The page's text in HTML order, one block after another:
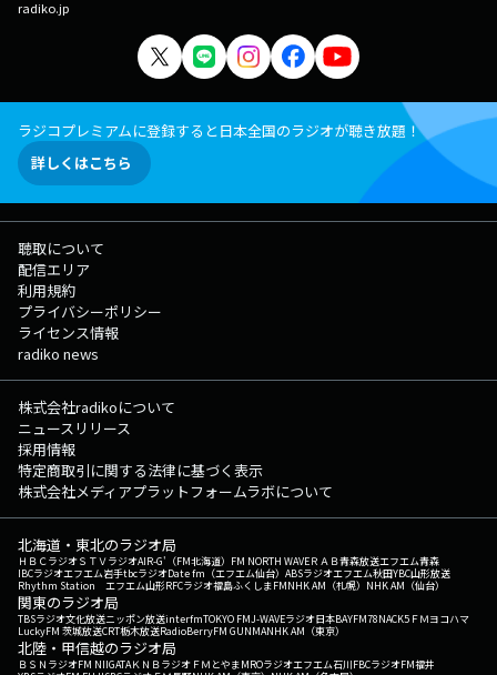
radiko.jp
ラジコプレミアムに登録すると日本全国のラジオが聴き放題！
詳しくはこちら
聴取について
配信エリア
利用規約
プライバシーポリシー
ライセンス情報
radiko news
株式会社radikoについて
ニュースリリース
採用情報
特定商取引に関する法律に基づく表示
株式会社メディアプラットフォームラボについて
北海道・東北のラジオ局
ＨＢＣラジオＳＴＶラジオAIR-G'（FM北海道） FM NORTH WAVEＲＡＢ青森放送エフエム青森
IBCラジオエフエム岩手tbcラジオDate fm（エフエム仙台） ABSラジオエフエム秋田YBC山形放送
Rhythm Station エフエム山形RFCラジオ福島ふくしまFMNHK AM（札幌） NHK AM（仙台）
関東のラジオ局
TBSラジオ文化放送ニッポン放送interfmTOKYO FMJ-WAVEラジオ日本BAYFM78NACK5 ＦＭヨコハマ
LuckyFM 茨城放送CRT栃木放送RadioBerryFM GUNMANHK AM（東京）
北陸・甲信越のラジオ局
ＢＳＮラジオFM NIIGATAＫＮＢラジオ ＦＭとやまMROラジオエフエム石川FBCラジオFM福井